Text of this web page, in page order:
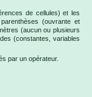
de cellules) et les
(ouvrante et
(aucun ou plusieurs
(constantes, variables
par un opérateur.